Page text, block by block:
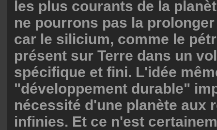
les plus courants de la
ne pourrons pas la
car le silicium, comme le
présent sur Terre dans un
spécifique et fini. L'idée
"développement durable"
nécessité d'une planète aux
infinies. Et ce n'est